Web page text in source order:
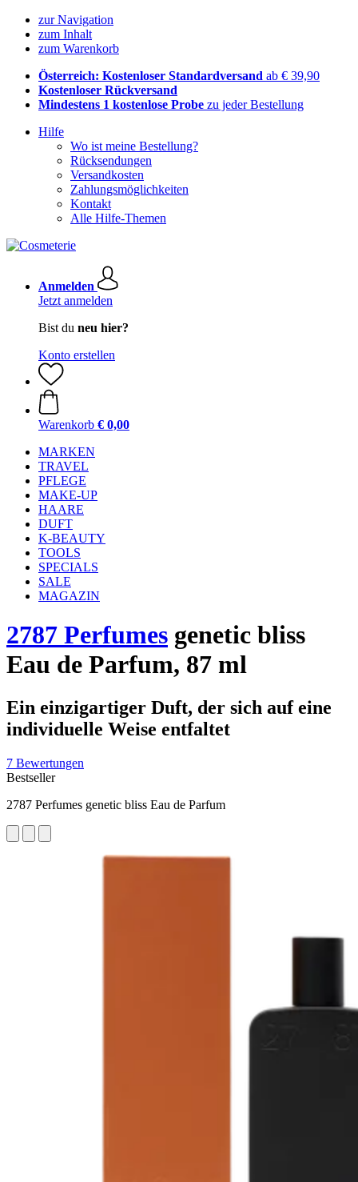
zur Navigation
zum Inhalt
zum Warenkorb
Österreich: Kostenloser Standardversand ab € 39,90
Kostenloser Rückversand
Mindestens 1 kostenlose Probe zu jeder Bestellung
Hilfe
Wo ist meine Bestellung?
Rücksendungen
Versandkosten
Zahlungsmöglichkeiten
Kontakt
Alle Hilfe-Themen
Anmelden
Jetzt anmelden
Bist du neu hier?
Konto erstellen
Warenkorb € 0,00
MARKEN
TRAVEL
PFLEGE
MAKE-UP
HAARE
DUFT
K-BEAUTY
TOOLS
SPECIALS
SALE
MAGAZIN
2787 Perfumes genetic bliss
Eau de Parfum, 87 ml
Ein einzigartiger Duft, der sich auf eine
individuelle Weise entfaltet
7 Bewertungen
Bestseller
2787 Perfumes genetic bliss Eau de Parfum